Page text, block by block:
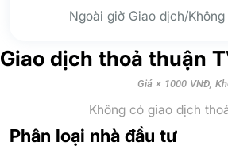
Ngoài giờ Giao dịch/
Giao dịch thoả thuận
Giá × 1000 VNĐ,
Không có giao dịch
Phân loại nhà đầu tư